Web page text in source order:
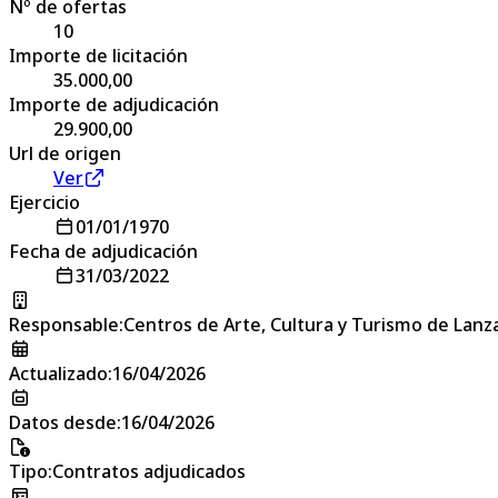
Nº de ofertas
10
Importe de licitación
35.000,00
Importe de adjudicación
29.900,00
Url de origen
Ver
Ejercicio
01/01/1970
Fecha de adjudicación
31/03/2022
Responsable:Centros de Arte, Cultura y Turismo de
Actualizado:16/04/2026
Datos desde:16/04/2026
Tipo:Contratos adjudicados